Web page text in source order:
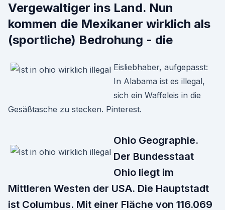
Vergewaltiger ins Land. Nun
kommen die Mexikaner wirklich als
(sportliche) Bedrohung - die
Eisliebhaber, aufgepasst:
In Alabama ist es illegal,
sich ein Waffeleis in die
Gesäßtasche zu stecken. Pinterest.
Ohio Geographie.
Der Bundesstaat
Ohio liegt im
Mittleren Westen der USA. Die Hauptstadt
ist Columbus. Mit einer Fläche von 116.069